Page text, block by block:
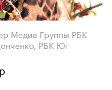
Медиа Группы РБК
РБК Юг